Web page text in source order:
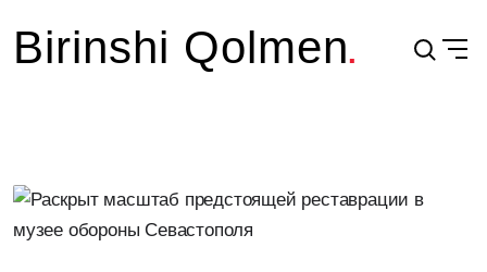
Birinshi Qolmen